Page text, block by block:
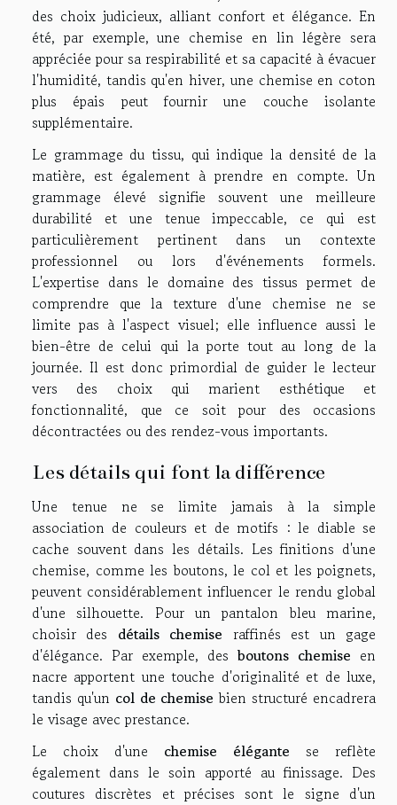
des choix judicieux, alliant confort et élégance. En
été, par exemple, une chemise en lin légère sera
appréciée pour sa respirabilité et sa capacité à évacuer
l'humidité, tandis qu'en hiver, une chemise en coton
plus épais peut fournir une couche isolante
supplémentaire.
Le grammage du tissu, qui indique la densité de la
matière, est également à prendre en compte. Un
grammage élevé signifie souvent une meilleure
durabilité et une tenue impeccable, ce qui est
particulièrement pertinent dans un contexte
professionnel ou lors d'événements formels.
L'expertise dans le domaine des tissus permet de
comprendre que la texture d'une chemise ne se
limite pas à l'aspect visuel; elle influence aussi le
bien-être de celui qui la porte tout au long de la
journée. Il est donc primordial de guider le lecteur
vers des choix qui marient esthétique et
fonctionnalité, que ce soit pour des occasions
décontractées ou des rendez-vous importants.
Les détails qui font la différence
Une tenue ne se limite jamais à la simple
association de couleurs et de motifs : le diable se
cache souvent dans les détails. Les finitions d'une
chemise, comme les boutons, le col et les poignets,
peuvent considérablement influencer le rendu global
d'une silhouette. Pour un pantalon bleu marine,
choisir des détails chemise raffinés est un gage
d'élégance. Par exemple, des boutons chemise en
nacre apportent une touche d'originalité et de luxe,
tandis qu'un col de chemise bien structuré encadrera
le visage avec prestance.
Le choix d'une chemise élégante se reflète
également dans le soin apporté au finissage. Des
coutures discrètes et précises sont le signe d'un